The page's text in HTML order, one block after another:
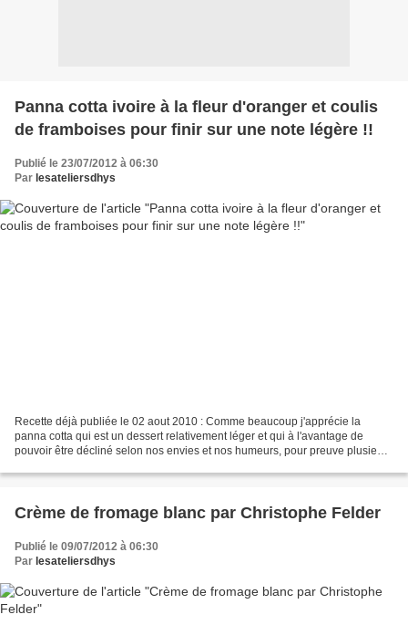
Panna cotta ivoire à la fleur d'oranger et coulis
de framboises pour finir sur une note légère !!
Publié le 23/07/2012 à 06:30
Par lesateliersdhys
Recette déjà publiée le 02 aout 2010 : Comme beaucoup j'apprécie la
panna cotta qui est un dessert relativement léger et qui à l'avantage de
pouvoir être décliné selon nos envies et nos humeurs, pour preuve plusieurs
Crème de fromage blanc par Christophe Felder
Publié le 09/07/2012 à 06:30
Par lesateliersdhys